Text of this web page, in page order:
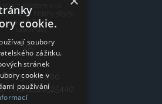
Ancient Wisdom s.r.o.,
Trnava, Prílohy 583/57
919 26 Zavar
Slovensko
IČO: 50920600
SK2120525440
cookie.
soubory
zážitku.
stránek
cookie v
používání